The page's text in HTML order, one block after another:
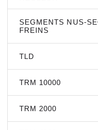
SEGMENTS NUS-
FREINS
TLD
TRM 10000
TRM 2000